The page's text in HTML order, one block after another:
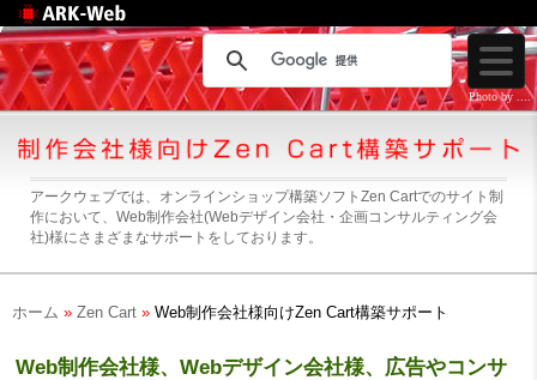
Web制作のアークウェ
ブ
アークウェブでは、オンラインショップ構築ソフトZen Cartでのサイト制
作において、Web制作会社(Webデザイン会社・企画コンサルティング会
社)様にさまざまなサポートをしております。
ホーム » Zen Cart » Web制作会社様向けZen Cart構築サポート
Web制作会社様、Webデザイン会社様、広告やコンサ
Photo by ....